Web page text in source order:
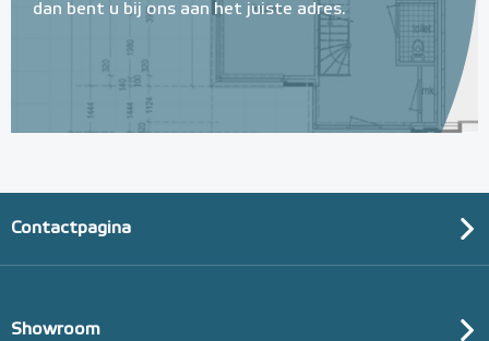
dan bent u bij ons aan het juiste adres.
Contactpagina
Showroom